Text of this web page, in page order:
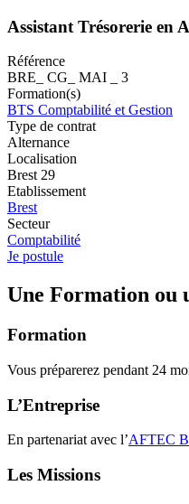
Assistant Trésorerie en
Référence
BRE_ CG_ MAI _ 3
Formation(s)
BTS Comptabilité et Gestion
Type de contrat
Alternance
Localisation
Brest 29
Etablissement
Brest
Secteur
Comptabilité
Je postule
Une Formation ou
Formation
Vous préparerez pendant 24
L’Entreprise
En partenariat avec l’AFTEC
Les Missions